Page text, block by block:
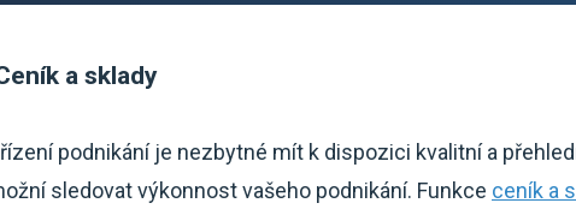
a sklady
podnikání je nezbytné mít k dispozici kvalitní a
sledovat výkonnost vašeho podnikání. Funkce ceník a